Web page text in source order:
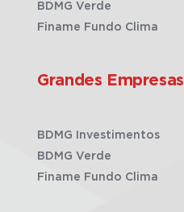
BDMG Verde
Finame Fundo Clima
Grandes Empresas
BDMG Investimentos
BDMG Verde
Finame Fundo Clima